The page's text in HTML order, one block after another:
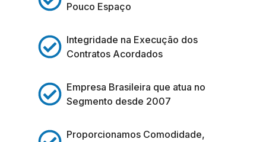
Pouco Espaço
Integridade na Execução dos
Contratos Acordados
Empresa Brasileira que atua no
Segmento desde 2007
Proporcionamos Comodidade,